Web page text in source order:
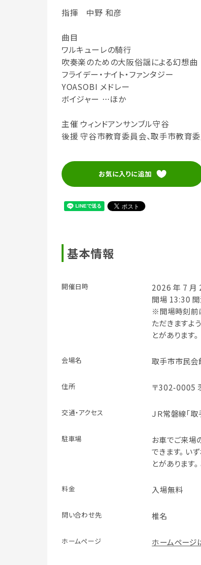
指揮 中野 和彦
曲目
ワルキューレの騎行
吹奏楽のための大阪俗謡による幻想曲
フライデー・ナイト・ファンタジー
YOASOBI メドレー
ボイジャー …ほか
主催 ウィンドアンサンブル守谷
後援 守谷市教育委員会、取手市教育
お気に入りに追加
基本情報
開催日時
2026 年 7 月
開場 13:30
※開場時刻前
ただきますよ
とがあります。
会場名 取手市市民会
住所 〒302-0005
交通・アクセス ＪＲ常磐線｢
駐車場
お車でご来場
できます。 い
とがあります
料金 入場無料
問い合わせ先 椎名
ホームページ ホームページ